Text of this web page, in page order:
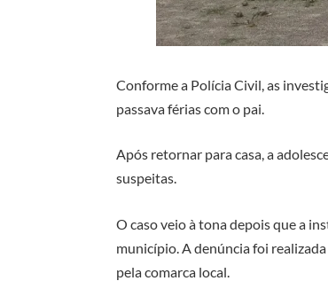
Conforme a Polícia Civil, as
passava férias com o pai.
Após retornar para casa, a
suspeitas.
O caso veio à tona depois que a
município. A denúncia foi
pela comarca local.